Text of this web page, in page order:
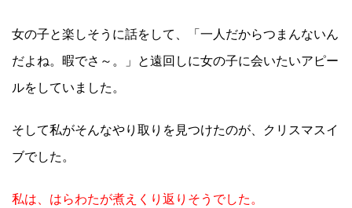
女の子と楽しそうに話をして、「一人だからつまんないん
だよね。暇でさ～。」と遠回しに女の子に会いたいアピー
ルをしていました。
そして私がそんなやり取りを見つけたのが、クリスマスイ
ブでした。
私は、はらわたが煮えくり返りそうでした。